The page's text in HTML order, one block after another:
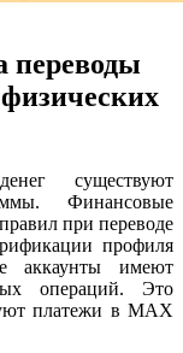
переводы
существуют
Финансовые
при переводе
профиля
аккаунты имеют
операций. Это
платежи в MAX